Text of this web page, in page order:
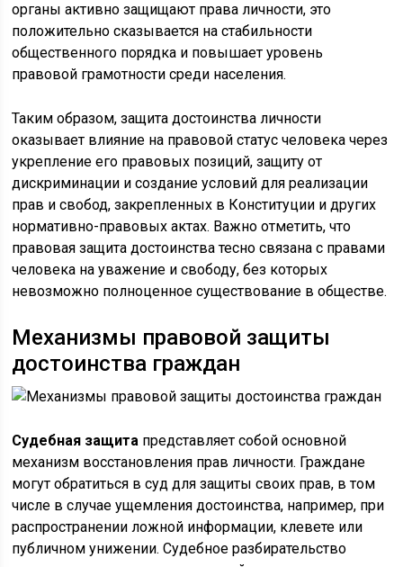
органы активно защищают права личности, это
положительно сказывается на стабильности
общественного порядка и повышает уровень
правовой грамотности среди населения.
Таким образом, защита достоинства личности
оказывает влияние на правовой статус человека через
укрепление его правовых позиций, защиту от
дискриминации и создание условий для реализации
прав и свобод, закрепленных в Конституции и других
нормативно-правовых актах. Важно отметить, что
правовая защита достоинства тесно связана с правами
человека на уважение и свободу, без которых
невозможно полноценное существование в обществе.
Механизмы правовой защиты
достоинства граждан
Судебная защита представляет собой основной
механизм восстановления прав личности. Граждане
могут обратиться в суд для защиты своих прав, в том
числе в случае ущемления достоинства, например, при
распространении ложной информации, клевете или
публичном унижении. Судебное разбирательство